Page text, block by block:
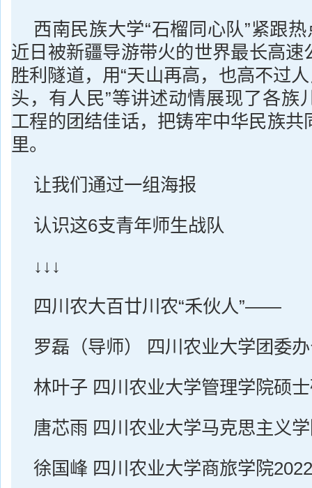
西南民族大学“石榴同心队”紧跟热
近日被新疆导游带火的世界最长高
胜利隧道，用“天山再高，也高不过
头，有人民”等讲述动情展现了各族
工程的团结佳话，把铸牢中华民族共
里。
让我们通过一组海报
认识这6支青年师生战队
↓↓↓
四川农大百廿川农“禾伙人”——
罗磊（导师） 四川农业大学团委
林叶子 四川农业大学管理学院硕
唐芯雨 四川农业大学马克思主义
徐国峰 四川农业大学商旅学院